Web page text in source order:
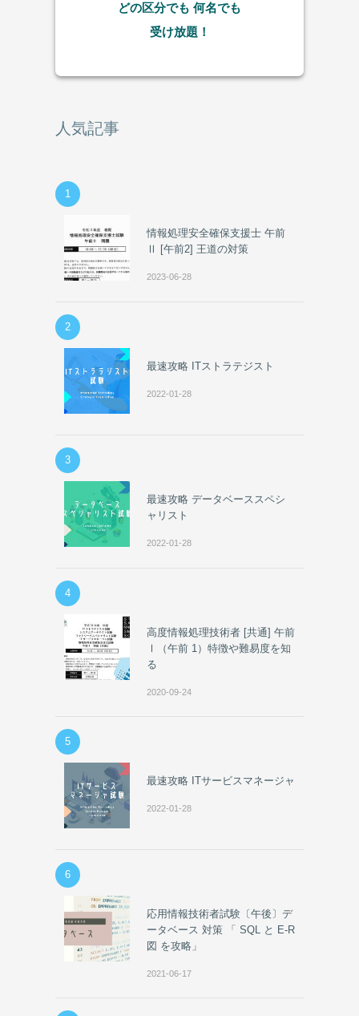
どの区分でも 何名でも
受け放題！
人気記事
1
情報処理安全確保支援士 午前
Ⅱ [午前2] 王道の対策
2023-06-28
2
最速攻略 ITストラテジスト
2022-01-28
3
最速攻略 データベーススペシ
ャリスト
2022-01-28
4
高度情報処理技術者 [共通] 午前
Ⅰ（午前 1）特徴や難易度を知
る
2020-09-24
5
最速攻略 ITサービスマネージャ
2022-01-28
6
応用情報技術者試験〔午後〕デ
ータベース 対策 「 SQL と E-R
図 を攻略」
2021-06-17